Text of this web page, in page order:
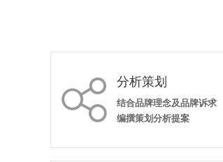
 分析策划
结合品牌理念及品牌诉求
编撰策划分析提案